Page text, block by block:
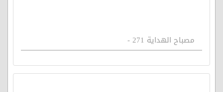
مصباح الهداية 271 -